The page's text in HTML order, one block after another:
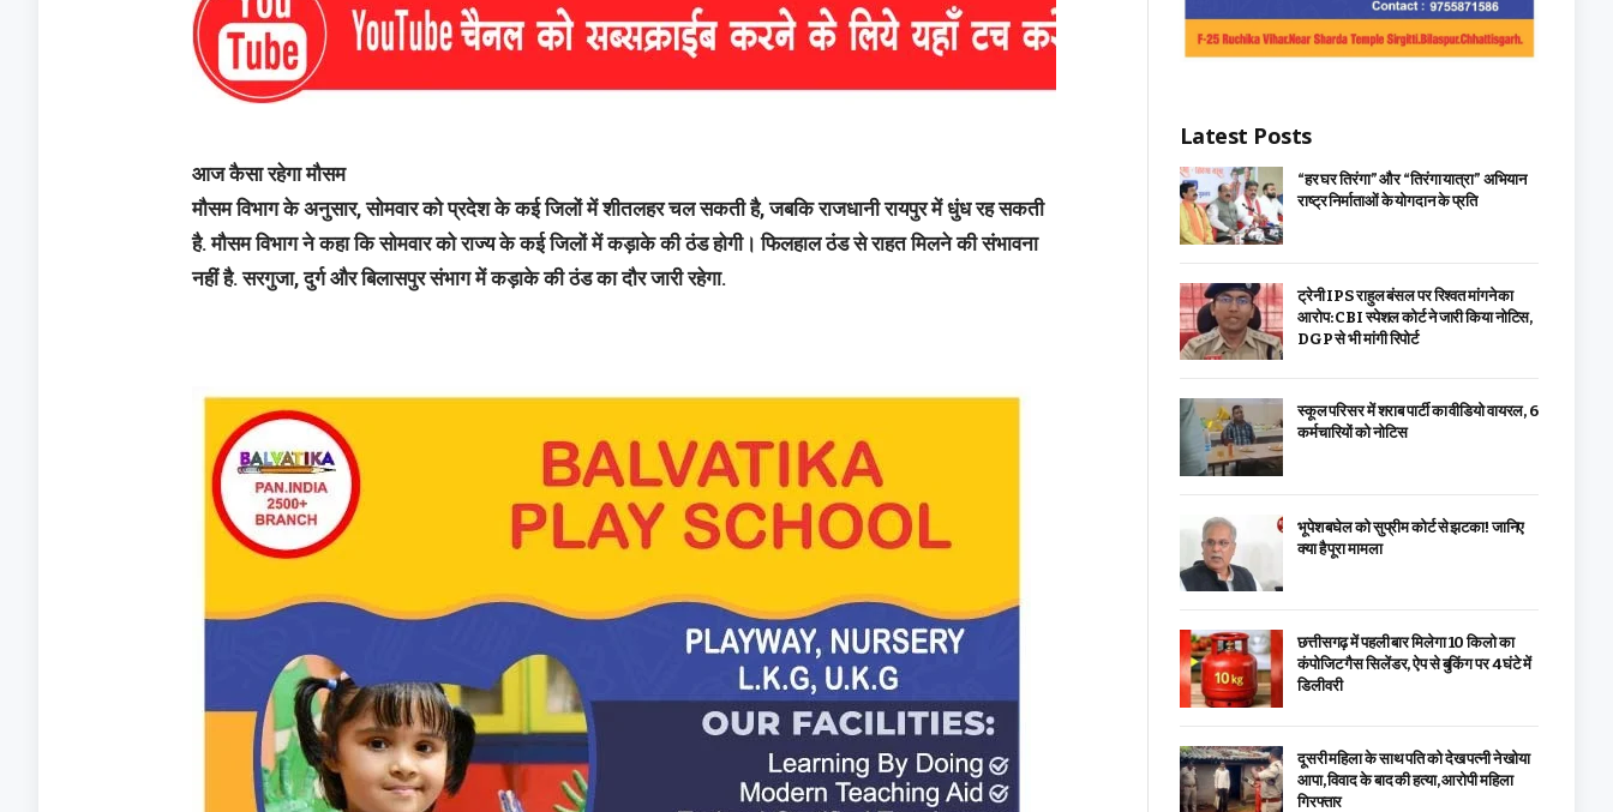
आज कैसा रहेगा मौसम
मौसम विभाग के अनुसार, सोमवार को प्रदेश के कई जिलों में शीतलहर चल सकती है, जबकि राजधानी रायपुर में धुंध रह सकती
है. मौसम विभाग ने कहा कि सोमवार को राज्य के कई जिलों में कड़ाके की ठंड होगी। फिलहाल ठंड से राहत मिलने की संभावना
नहीं है. सरगुजा, दुर्ग और बिलासपुर संभाग में कड़ाके की ठंड का दौर जारी रहेगा.
Latest Posts
“हर घर तिरंगा” और “तिरंगा यात्रा” अभियान
राष्ट्र निर्माताओं के योगदान के प्रति
ट्रेनी IPS राहुल बंसल पर रिश्वत मांगने का
आरोप: CBI स्पेशल कोर्ट ने जारी किया नोटिस,
DGP से भी मांगी रिपोर्ट
स्कूल परिसर में शराब पार्टी का वीडियो वायरल, 6
कर्मचारियों को नोटिस
भूपेश बघेल को सुप्रीम कोर्ट से झटका! जानिए
क्या है पूरा मामला
छत्तीसगढ़ में पहली बार मिलेगा 10 किलो का
कंपोजिट गैस सिलेंडर, ऐप से बुकिंग पर 4 घंटे में
डिलीवरी
दूसरी महिला के साथ पति को देख पत्नी ने खोया
आपा, विवाद के बाद की हत्या, आरोपी महिला
गिरफ्तार